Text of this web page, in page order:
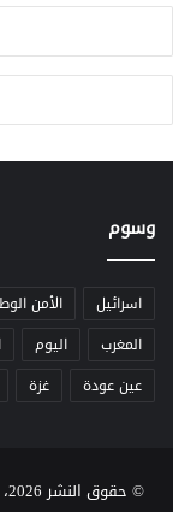
وسوم
اسرائيل الأمن
المغرب
اليوم
عين عودة
غزة
© حقوق النشر 2026، جميع الحقوق محفوظة لموقع Heure Du Journal |